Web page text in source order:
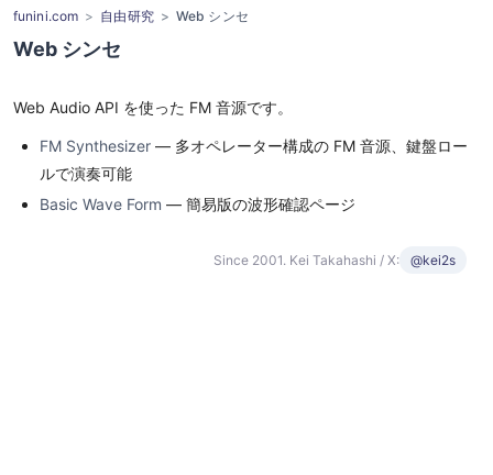
funini.com 自由研究 Web シンセ
Web シンセ
Web Audio API を使った FM 音源です。
FM Synthesizer — 多オペレーター構成の FM 音源、鍵盤ロー
ルで演奏可能
Basic Wave Form — 簡易版の波形確認ページ
Since 2001. Kei Takahashi / X: @kei2s